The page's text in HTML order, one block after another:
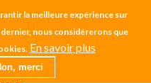
la meilleure expérience sur
nous considérerons que
En savoir plus
merci